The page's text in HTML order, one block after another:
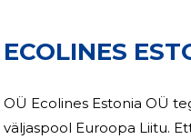
ECOLINES
OÜ Ecolines Estonia OÜ
väljaspool Euroopa Liitu. Ettevõtte eesmärk on saavutada suurim turuosa rahvusvaheliste marsruutide